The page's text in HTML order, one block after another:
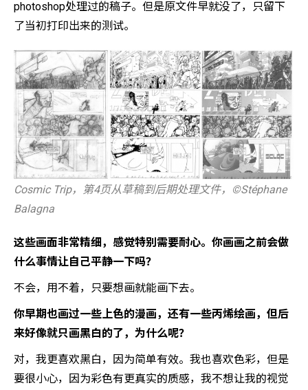
photoshop处理过的稿子。但是原文件早就没了，只留下
了当初打印出来的测试。
Cosmic Trip，第4页从草稿到后期处理文件，©️Stéphane
Balagna
这些画面非常精细，感觉特别需要耐心。你画画之前会做
什么事情让自己平静一下吗？
不会，用不着，只要想画就能画下去。
你早期也画过一些上色的漫画，还有一些丙烯绘画，但后
来好像就只画黑白的了，为什么呢？
对，我更喜欢黑白，因为简单有效。我也喜欢色彩，但是
要很小心，因为彩色有更真实的质感，我不想让我的视觉